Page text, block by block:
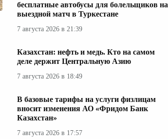
бесплатные автобусы для болельщиков на
выездной матч в Туркестане
7 августа 2026 в 21:39
Казахстан: нефть и медь. Кто на самом
деле держит Центральную Азию
7 августа 2026 в 18:49
В базовые тарифы на услуги физлицам
вносит изменения АО «Фридом Банк
Казахстан»
7 августа 2026 в 17:57